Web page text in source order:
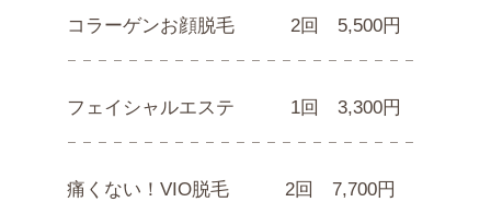
コラーゲンお顔脱毛 2回 5,500円
𓐄 𓐄 𓐄 𓐄 𓐄 𓐄 𓐄 𓐄 𓐄 𓐄 𓐄 𓐄 𓐄 𓐄 𓐄 𓐄 𓐄 𓐄 𓐄 𓐄 𓐄 𓐄 𓐄
フェイシャルエステ 1回 3,300円
𓐄 𓐄 𓐄 𓐄 𓐄 𓐄 𓐄 𓐄 𓐄 𓐄 𓐄 𓐄 𓐄 𓐄 𓐄 𓐄 𓐄 𓐄 𓐄 𓐄 𓐄 𓐄 𓐄
痛くない！VIO脱毛 2回 7,700円